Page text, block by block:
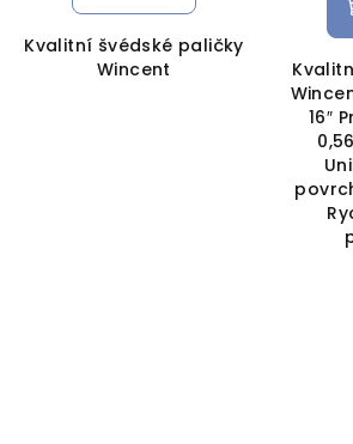
Kvalitní švédské paličky
Wincent
16″